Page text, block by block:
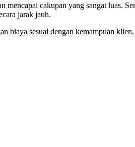
cakupan yang sangat luas.
jarak jauh.
biaya sesuai dengan kemampuan